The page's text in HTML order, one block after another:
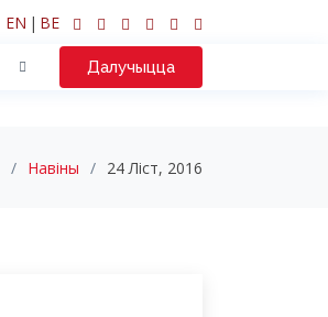
EN | BE
Далучыцца
Навіны 24 Ліст, 2016